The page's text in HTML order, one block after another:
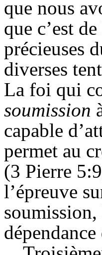
que nous
que c’est
précieuses
diverses
La foi qui
soumission
capable
permet au
(3 Pierre
l’épreuve